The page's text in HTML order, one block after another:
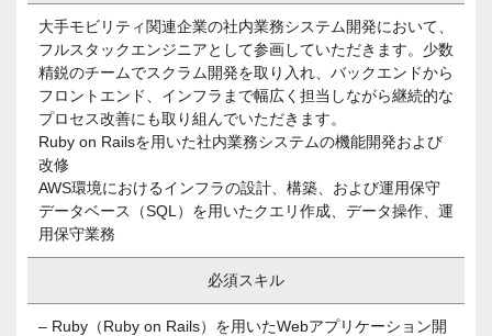
大手モビリティ関連企業の社内業務システム開発において、
フルスタックエンジニアとして参画していただきます。少数
精鋭のチームでスクラム開発を取り入れ、バックエンドから
フロントエンド、インフラまで幅広く担当しながら継続的な
プロセス改善にも取り組んでいただきます。
Ruby on Railsを用いた社内業務システムの機能開発および
改修
AWS環境におけるインフラの設計、構築、および運用保守
データベース（SQL）を用いたクエリ作成、データ操作、運
用保守業務
必須スキル
– Ruby（Ruby on Rails）を用いたWebアプリケーション開